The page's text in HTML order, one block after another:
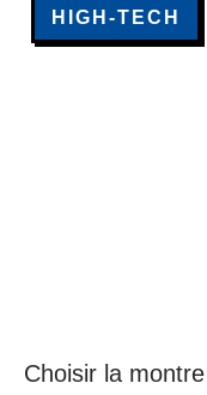
HIGH-TECH
Choisir la